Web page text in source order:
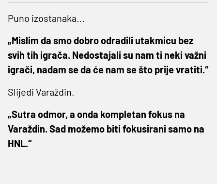
Puno izostanaka...
„Mislim da smo dobro odradili utakmicu bez
svih tih igrača. Nedostajali su nam ti neki važni
igrači, nadam se da će nam se što prije vratiti.“
Slijedi Varaždin.
„Sutra odmor, a onda kompletan fokus na
Varaždin. Sad možemo biti fokusirani samo na
HNL.“